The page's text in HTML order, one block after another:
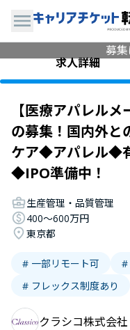
募
求人詳細
【医療アパレル
の募集！国内外
ケア◆アパレル◆
◆IPO準備中！
生産管理・品質管理
400〜600万円
東京都
# 一部リモート可
#
# フレックス制度あり
クラシコ株式会社